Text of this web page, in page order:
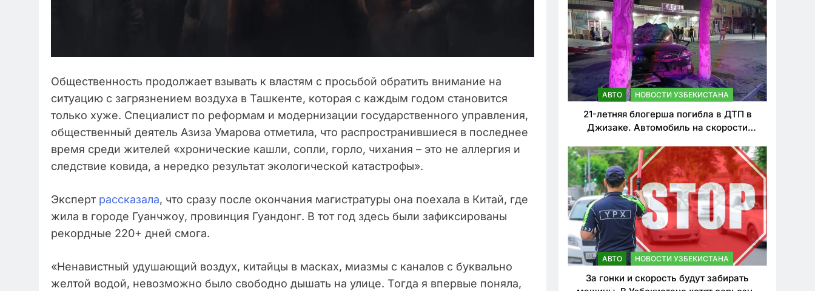
Общественность продолжает взывать к властям с просьбой обратить внимание на
ситуацию с загрязнением воздуха в Ташкенте, которая с каждым годом становится
только хуже. Специалист по реформам и модернизации государственного управления,
общественный деятель Азиза Умарова отметила, что распространившиеся в последнее
время среди жителей «хронические кашли, сопли, горло, чихания – это не аллергия и
следствие ковида, а нередко результат экологической катастрофы».
Эксперт рассказала, что сразу после окончания магистратуры она поехала в Китай, где
жила в городе Гуанчжоу, провинция Гуандонг. В тот год здесь были зафиксированы
рекордные 220+ дней смога.
«Ненавистный удушающий воздух, китайцы в масках, миазмы с каналов с буквально
желтой водой, невозможно было свободно дышать на улице. Тогда я впервые поняла,
АВТО НОВОСТИ УЗБЕКИСТАНА
21-летняя блогерша погибла в ДТП в
Джизаке. Автомобиль на скорости
АВТО НОВОСТИ УЗБЕКИСТАНА
За гонки и скорость будут забирать